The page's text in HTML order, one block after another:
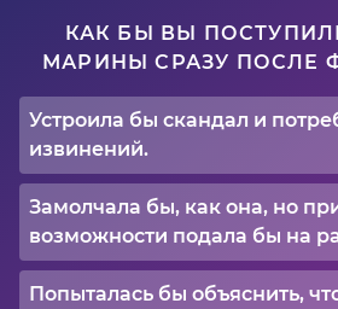
КАК БЫ ВЫ
МАРИНЫ СРАЗУ ПОСЛЕ
Устроила бы скандал и
извинений.
Замолчала бы, как она, но
возможности подала бы на
Попыталась бы объяснить,